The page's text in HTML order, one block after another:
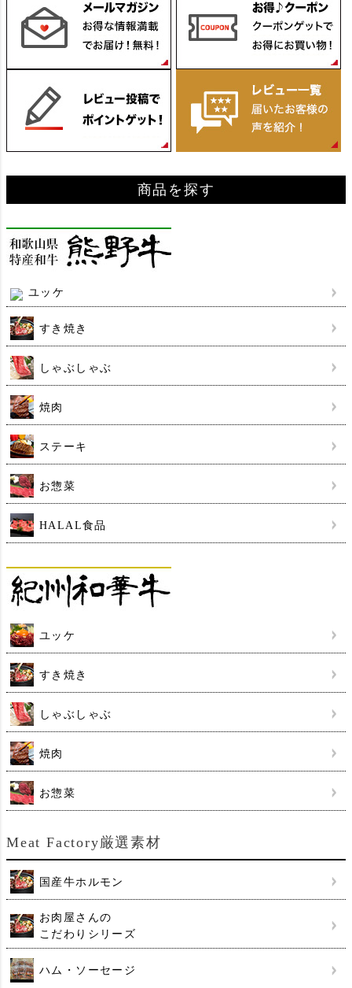
ジト
ップ
へ
商品を探す
ユッケ
すき焼き
しゃぶしゃぶ
焼肉
ステーキ
お惣菜
HALAL食品
ユッケ
すき焼き
しゃぶしゃぶ
焼肉
お惣菜
Meat Factory厳選素材
国産牛ホルモン
お肉屋さんの
こだわりシリーズ
ハム・ソーセージ